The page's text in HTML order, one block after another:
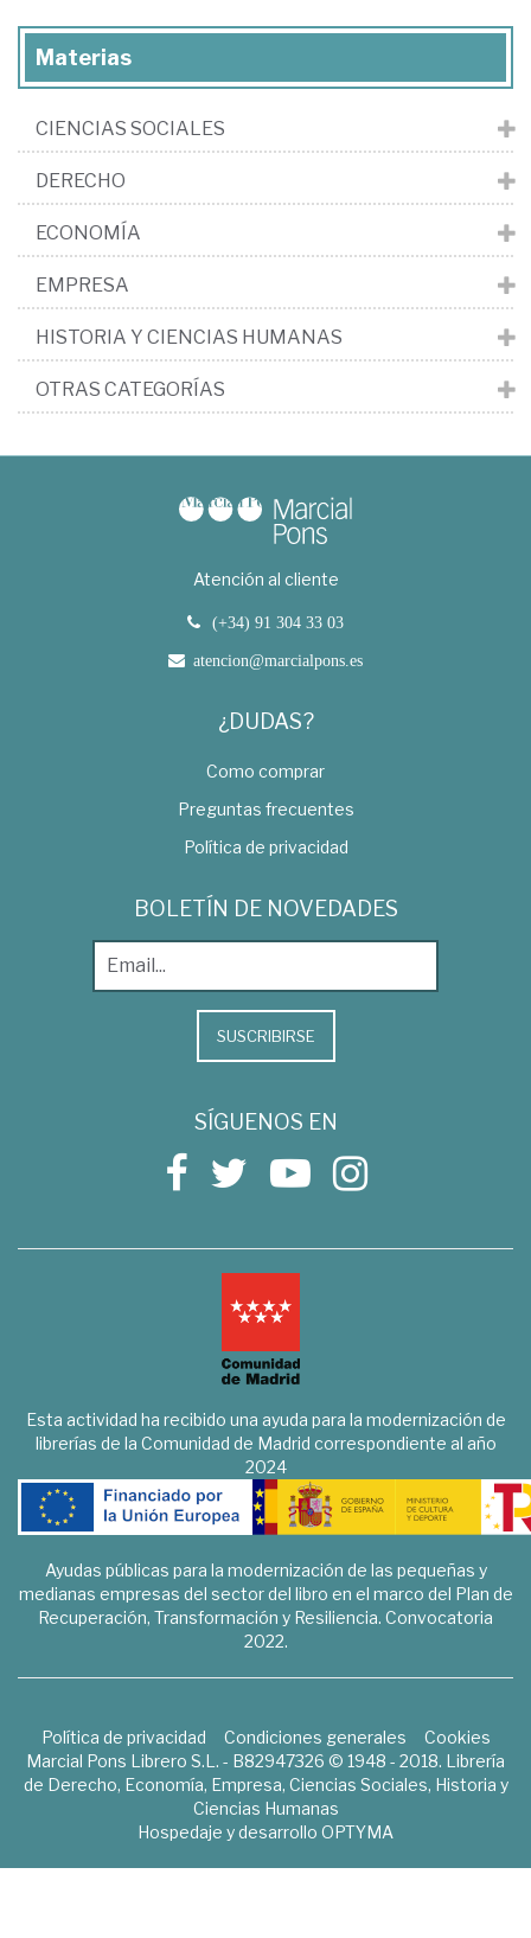
Materias
CIENCIAS SOCIALES
DERECHO
ECONOMÍA
EMPRESA
HISTORIA Y CIENCIAS HUMANAS
OTRAS CATEGORÍAS
Atención al cliente
(+34) 91 304 33 03
atencion@marcialpons.es
¿DUDAS?
Como comprar
Preguntas frecuentes
Política de privacidad
BOLETÍN DE NOVEDADES
SUSCRIBIRSE
SÍGUENOS EN
Esta actividad ha recibido una ayuda para la modernización de
librerías de la Comunidad de Madrid correspondiente al año
2024
Ayudas públicas para la modernización de las pequeñas y
medianas empresas del sector del libro en el marco del Plan de
Recuperación, Transformación y Resiliencia. Convocatoria
2022.
Política de privacidad Condiciones generales
Cookies
Marcial Pons Librero S.L. - B82947326 © 1948 - 2018. Librería
de Derecho, Economía, Empresa, Ciencias Sociales, Historia y
Ciencias Humanas
Hospedaje y desarrollo OPTYMA